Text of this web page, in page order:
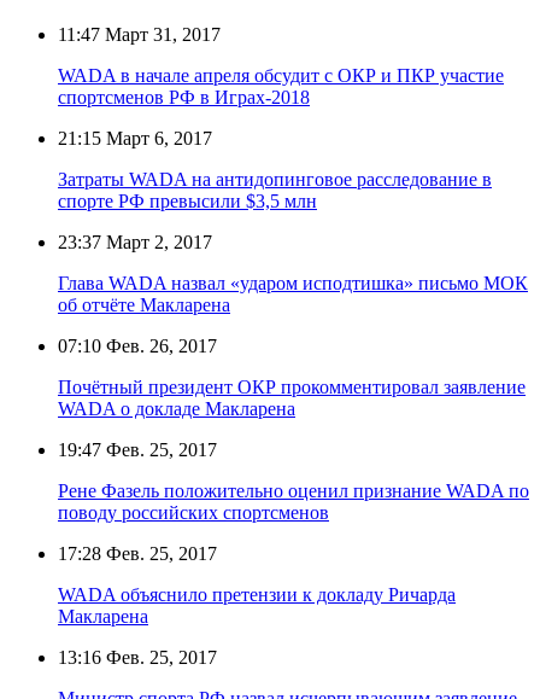
11:47 Март 31, 2017
WADA в начале апреля обсудит с ОКР и ПКР участие
спортсменов РФ в Играх-2018
21:15 Март 6, 2017
Затраты WADA на антидопинговое расследование в
спорте РФ превысили $3,5 млн
23:37 Март 2, 2017
Глава WADA назвал «ударом исподтишка» письмо МОК
об отчёте Макларена
07:10 Фев. 26, 2017
Почётный президент ОКР прокомментировал заявление
WADA о докладе Макларена
19:47 Фев. 25, 2017
Рене Фазель положительно оценил признание WADA по
поводу российских спортсменов
17:28 Фев. 25, 2017
WADA объяснило претензии к докладу Ричарда
Макларена
13:16 Фев. 25, 2017